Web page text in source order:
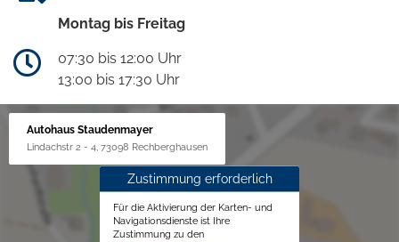
Montag bis Freitag
07:30 bis 12:00 Uhr
13:00 bis 17:30 Uhr
Autohaus Staudenmayer
Lindachstr 2 - 4, 73098 Rechberghausen
Zustimmung erforderlich
Für die Aktivierung der Karten- und
Navigationsdienste ist Ihre
Zustimmung zu den